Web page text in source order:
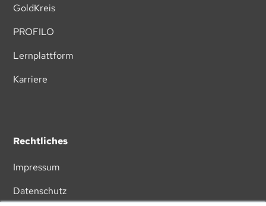
GoldKreis
PROFILO
Lernplattform
Karriere
Rechtliches
Impressum
Datenschutz